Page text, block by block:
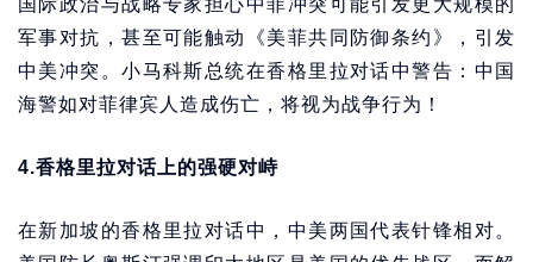
国际政治与战略专家担心中菲冲突可能引发更大规模的
军事对抗，甚至可能触动《美菲共同防御条约》，引发
中美冲突。小马科斯总统在香格里拉对话中警告：中国
海警如对菲律宾人造成伤亡，将视为战争行为！
4.香格里拉对话上的强硬对峙
在新加坡的香格里拉对话中，中美两国代表针锋相对。